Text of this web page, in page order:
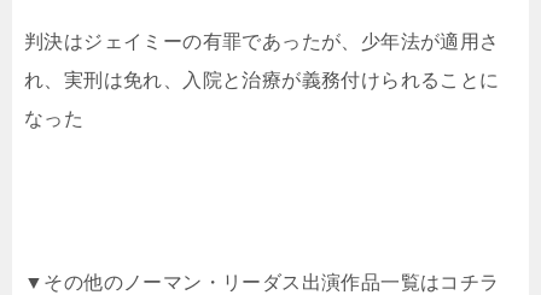
判決はジェイミーの有罪であったが、少年法が適用さ
れ、実刑は免れ、入院と治療が義務付けられることに
なった
▼その他のノーマン・リーダス出演作品一覧はコチラ